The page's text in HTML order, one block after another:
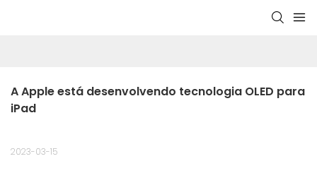
A Apple está desenvolvendo tecnologia OLED para
iPad
2023-03-15